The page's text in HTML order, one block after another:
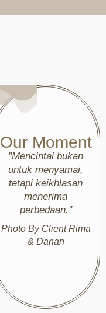
Our Moment
"Mencintai bukan
untuk menyamai,
tetapi keikhlasan
menerima
perbedaan."
Photo By Client Rima
& Danan